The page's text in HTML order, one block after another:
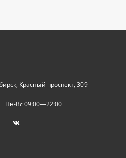
Красный проспект, 309
Пн-Вс 09:00—22:00